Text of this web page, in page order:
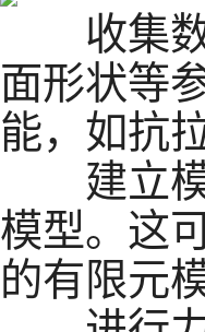
收集数
面形状等
能，如抗
建立模
模型。这
的有限元